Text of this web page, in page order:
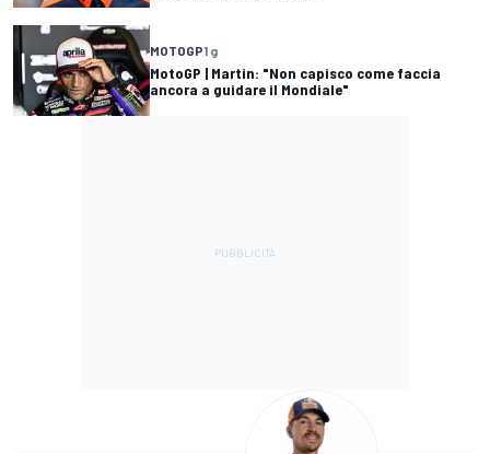
MOTOGP1 g
MotoGP | Martin: "Non capisco come faccia
ancora a guidare il Mondiale"